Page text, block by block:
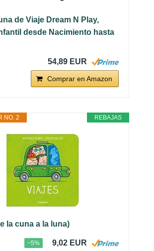
de Viaje Dream N Play,
desde Nacimiento hasta
54,89 EUR
Comprar en Amazon
REBAJAS
NO. 2
la cuna a la luna)
−5% 9,02 EUR